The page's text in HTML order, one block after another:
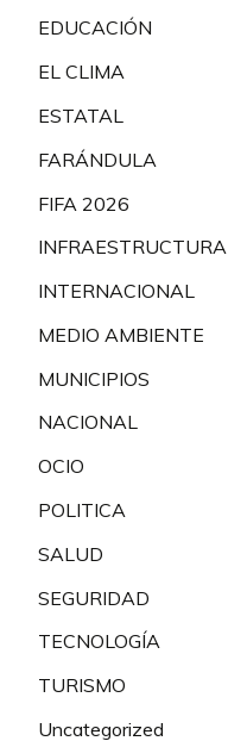
EDUCACIÓN
EL CLIMA
ESTATAL
FARÁNDULA
FIFA 2026
INFRAESTRUCTURA
INTERNACIONAL
MEDIO AMBIENTE
MUNICIPIOS
NACIONAL
OCIO
POLITICA
SALUD
SEGURIDAD
TECNOLOGÍA
TURISMO
Uncategorized